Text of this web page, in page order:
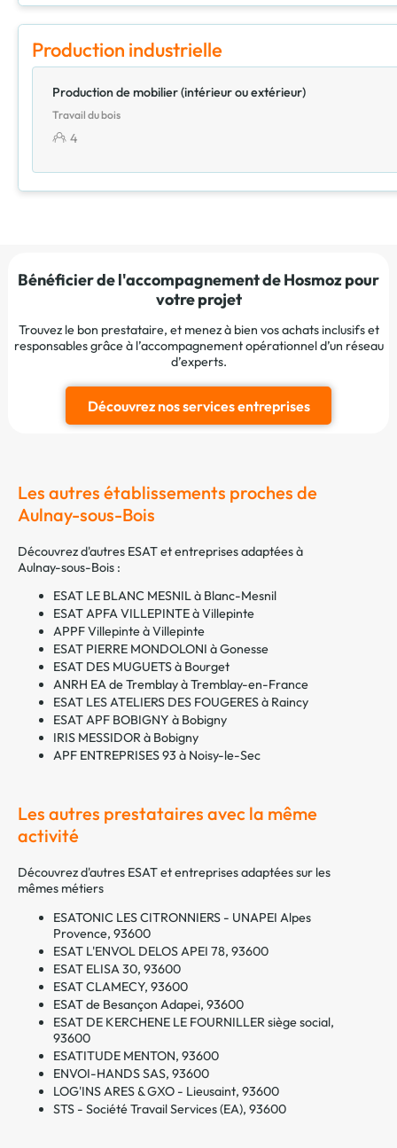
Production industrielle
Production de mobilier (intérieur ou extérieur)
Travail du bois
4
Bénéficier de l'accompagnement de Hosmoz pour
votre projet
Trouvez le bon prestataire, et menez à bien vos achats inclusifs et
responsables grâce à l’accompagnement opérationnel d’un réseau
d’experts.
Découvrez nos services entreprises
Les autres établissements proches de
Aulnay-sous-Bois
Découvrez d'autres ESAT et entreprises adaptées à
Aulnay-sous-Bois :
ESAT LE BLANC MESNIL à Blanc-Mesnil
ESAT APFA VILLEPINTE à Villepinte
APPF Villepinte à Villepinte
ESAT PIERRE MONDOLONI à Gonesse
ESAT DES MUGUETS à Bourget
ANRH EA de Tremblay à Tremblay-en-France
ESAT LES ATELIERS DES FOUGERES à Raincy
ESAT APF BOBIGNY à Bobigny
IRIS MESSIDOR à Bobigny
APF ENTREPRISES 93 à Noisy-le-Sec
Les autres prestataires avec la même
activité
Découvrez d'autres ESAT et entreprises adaptées sur les
mêmes métiers
ESATONIC LES CITRONNIERS - UNAPEI Alpes
Provence, 93600
ESAT L'ENVOL DELOS APEI 78, 93600
ESAT ELISA 30, 93600
ESAT CLAMECY, 93600
ESAT de Besançon Adapei, 93600
ESAT DE KERCHENE LE FOURNILLER siège social,
93600
ESATITUDE MENTON, 93600
ENVOI-HANDS SAS, 93600
LOG'INS ARES & GXO - Lieusaint, 93600
STS - Société Travail Services (EA), 93600